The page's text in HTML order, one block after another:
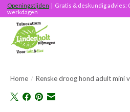
Openingstijden | Gratis & deskundig advies:
werkdagen
Home / Renske droog hond adult mini